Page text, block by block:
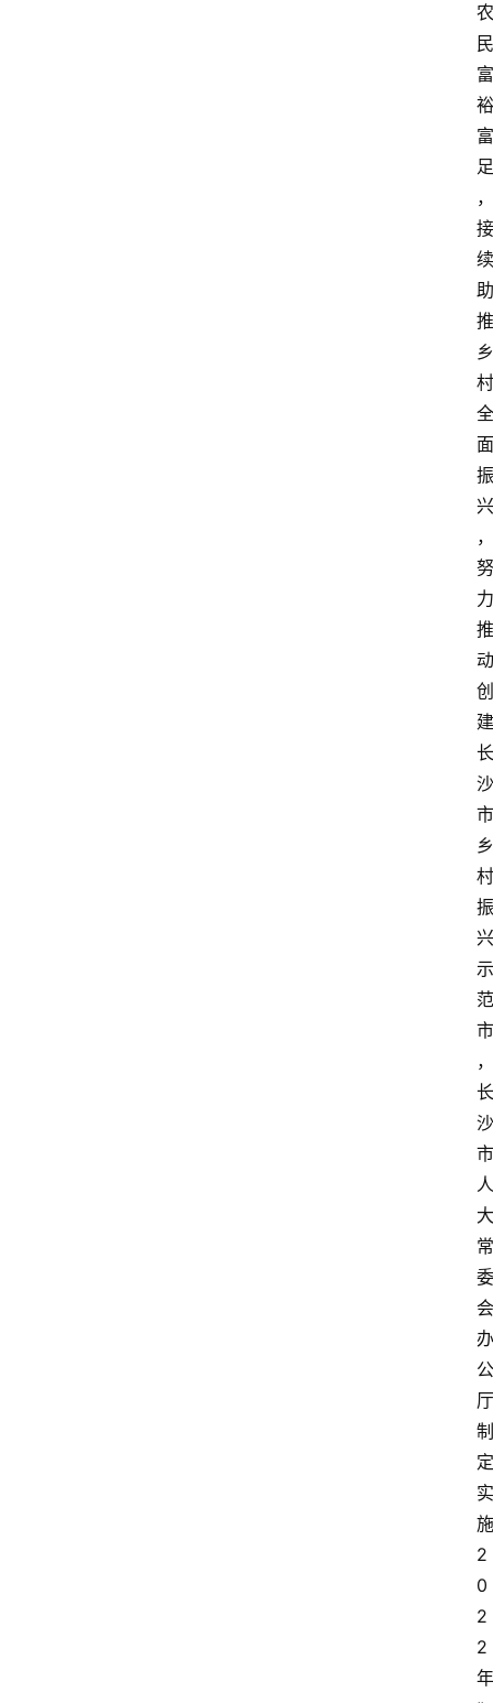
农
民
富
裕
富
足
，
接
续
助
推
乡
村
全
面
振
兴
，
努
力
推
动
创
建
长
沙
市
乡
村
振
兴
示
范
市
，
长
沙
市
人
大
常
委
会
办
公
厅
制
定
实
施
2
0
2
2
年